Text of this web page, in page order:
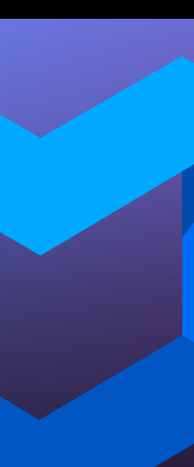
de Artes Marciais -
que todo personal
precisa dominar:
plano de evolução e